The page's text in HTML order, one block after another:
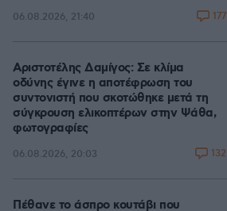
06.08.2026, 21:40 177
Αριστοτέλης Δαμίγος: Σε κλίμα
οδύνης έγινε η αποτέφρωση του
συντονιστή που σκοτώθηκε μετά τη
σύγκρουση ελικοπτέρων στην Ψάθα,
φωτογραφίες
06.08.2026, 20:03 132
Πέθανε το άσπρο κουτάβι που